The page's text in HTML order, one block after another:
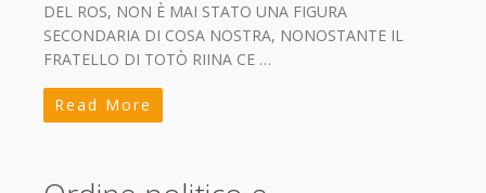
DEL ROS, NON È MAI STATO UNA FIGURA
SECONDARIA DI COSA NOSTRA, NONOSTANTE IL
FRATELLO DI TOTÒ RIINA CE …
Read More